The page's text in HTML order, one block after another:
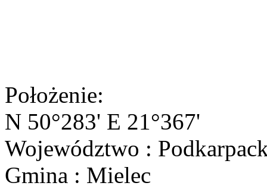
Położenie:
N 50°283' E 21°367'
Województwo :
Gmina : Mielec